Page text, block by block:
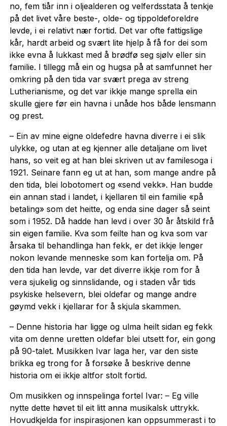
no, fem tiår inn i oljealderen og velferdsstata å tenkje
på det livet våre beste-, olde- og tippoldeforeldre
levde, i ei relativt nær fortid. Det var ofte fattigslige
kår, hardt arbeid og svært lite hjelp å få for dei som
ikke evna å lukkast med å brødfø seg sjølv eller sin
familie. I tillegg må ein og hugsa på at samfunnet her
omkring på den tida var svært prega av streng
Lutherianisme, og det var ikkje mange sprella ein
skulle gjere før ein havna i unåde hos både lensmann
og prest.
– Ein av mine eigne oldefedre havna diverre i ei slik
ulykke, og utan at eg kjenner alle detaljane om livet
hans, so veit eg at han blei skriven ut av familesoga i
1921. Seinare fann eg ut at han, som mange andre på
den tida, blei lobotomert og «send vekk». Han budde
ein annan stad i landet, i kjellaren til ein familie «på
betaling» som det heitte, og enda sine dager så seint
som i 1952. Då hadde han levd i over 30 år åtskild frå
sin eigen familie. Kva som feilte han og kva som var
årsaka til behandlinga han fekk, er det ikkje lenger
nokon levande menneske som kan fortelja om. På
den tida han levde, var det diverre ikkje rom for å
vera sjukelig og sinnslidande, og i staden vår tids
psykiske helsevern, blei oldefar og mange andre
gøymd vekk i kjellarar for å skjula skammen.
– Denne historia har ligge og ulma heilt sidan eg fekk
vita om denne uretten oldefar blei utsett for, ein gong
på 90-talet. Musikken Ivar laga her, var den siste
brikka eg trong for å forsøke å beskrive denne
historia om ei ikkje altfor stolt fortid.
Om musikken og innspelinga fortel Ivar: – Eg ville
nytte dette høvet til eit litt anna musikalsk uttrykk.
Hovudkjelda for inspirasjonen kan oppsummerast i to